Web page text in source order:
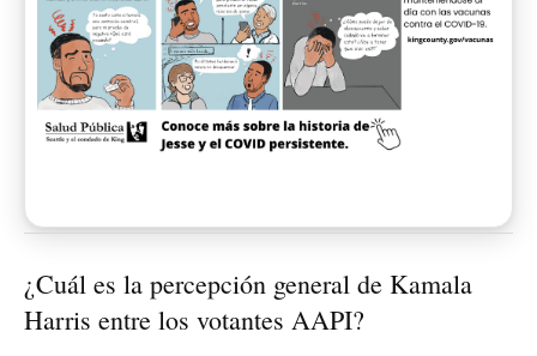
¿Cuál es la percepción general de Kamala
Harris entre los votantes AAPI?